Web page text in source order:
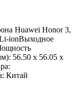
Huawei Honor 3,
ionВыходное
56.50 x 56.05 x
Китай